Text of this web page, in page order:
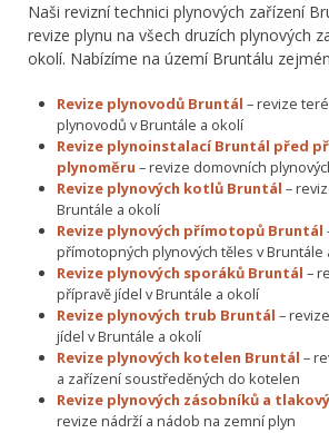
Naši revizní technici plynových zařízení
revize plynu na všech druzích plynových
okolí. Nabízíme na území Bruntálu
Revize plynovodů Bruntál – revize
plynovodů v Bruntále a okolí
Revize plynoinstalací Bruntál před
plynoměru – revize domovních
Revize plynových kotlů Bruntál –
Bruntále a okolí
Revize plynových přímotopů Bruntál
přímotopných plynových těles v Bruntále
Revize plynových sporáků Bruntál –
přípravě jídel v Bruntále a okolí
Revize plynových trub Bruntál –
jídel v Bruntále a okolí
Revize plynových kotelen Bruntál –
a zařízení soustředěných do kotelen
Revize plynových zásobníků a
revize nádrží a nádob na zemní plyn